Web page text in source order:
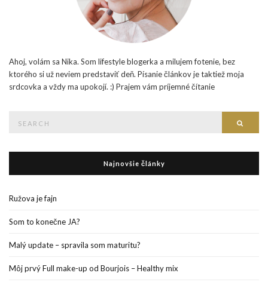
Ahoj, volám sa Nika. Som lifestyle blogerka a milujem fotenie, bez
ktorého si už neviem predstaviť deň. Písanie článkov je taktiež moja
srdcovka a vždy ma upokojí. :) Prajem vám príjemné čítanie
Najnovšie články
Ružova je fajn
Som to konečne JA?
Malý update – spravila som maturitu?
Môj prvý Full make-up od Bourjois – Healthy mix